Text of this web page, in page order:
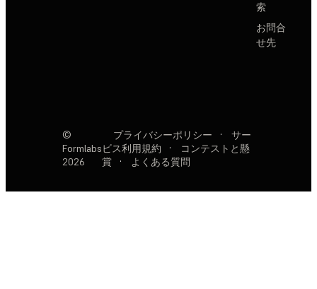
索
お問合
せ先
©
Formlabs
2026
プライバシーポリシー ·
サー
ビス利用規約
·
コンテストと懸
賞
· よくある質問